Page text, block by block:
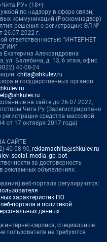
(18+)
по надзору в сфере связи,
коммуникаций (Роскомнадзор)
решения о регистрации: ЭЛ №
26.07.2022 г.
ответственностью "ИНТЕРНЕТ
Екатерина Александровна
ул. Балябина, д. 13, 6 этаж, офис
40-08-24
chita@shkulev.ru
и государственных органов:
на сайте до 26.07.2022,
Чита.Ру (Зарегистрировано
средства массовой
17 октября 2017 года)
САЙТЕ
40-08-90, reklamachita@shkulev.ru
за достоверность
рекламных объявлениях.
веб-портала регулируются:
характеристик ПО
портала и политикой
данных
интернет-сервиса, специальные
пользователя не требуются